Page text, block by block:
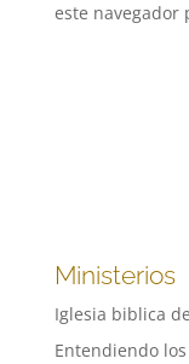
este navegador
Ministerios
Iglesia biblica
Entendiendo